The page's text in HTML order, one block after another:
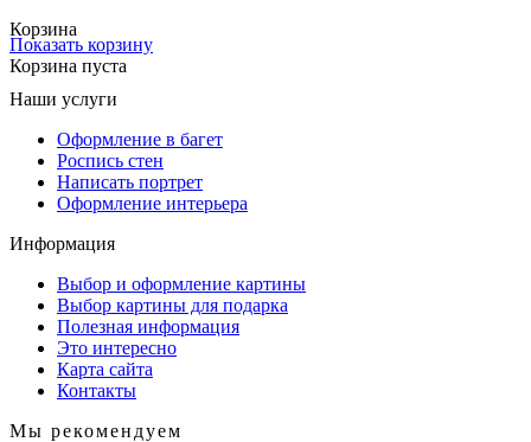
Корзина
Показать корзину
Корзина пуста
Наши услуги
Оформление в багет
Роспись стен
Написать портрет
Оформление интерьера
Информация
Выбор и оформление картины
Выбор картины для подарка
Полезная информация
Это интересно
Карта сайта
Контакты
Мы рекомендуем